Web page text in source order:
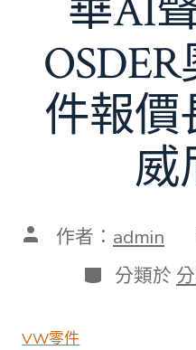
華AI
件報價
威
文 作者： admin
分
類
分類於
VW零件